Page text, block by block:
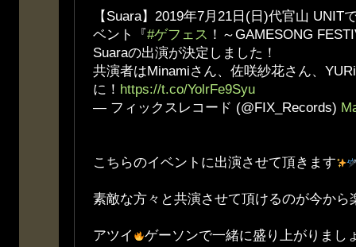
【Suara】2019年7月21日(日)代官山 UNIT
ベント『#ゲフェス ！～GAMESONG
Suaraの出演が決定しました！
共演者はMinamiさん、佐咲紗花さん、
に！ https://t.co/YolrFe9Syu
— フィックスレコード (@FIX_Records)
こちらのイベントに出演させて頂きます
素敵な方々と共演させて頂けるのが今から
アツイ ゲーソンで一緒に盛り上がりまし